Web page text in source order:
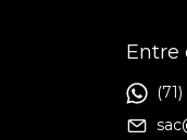
Entre